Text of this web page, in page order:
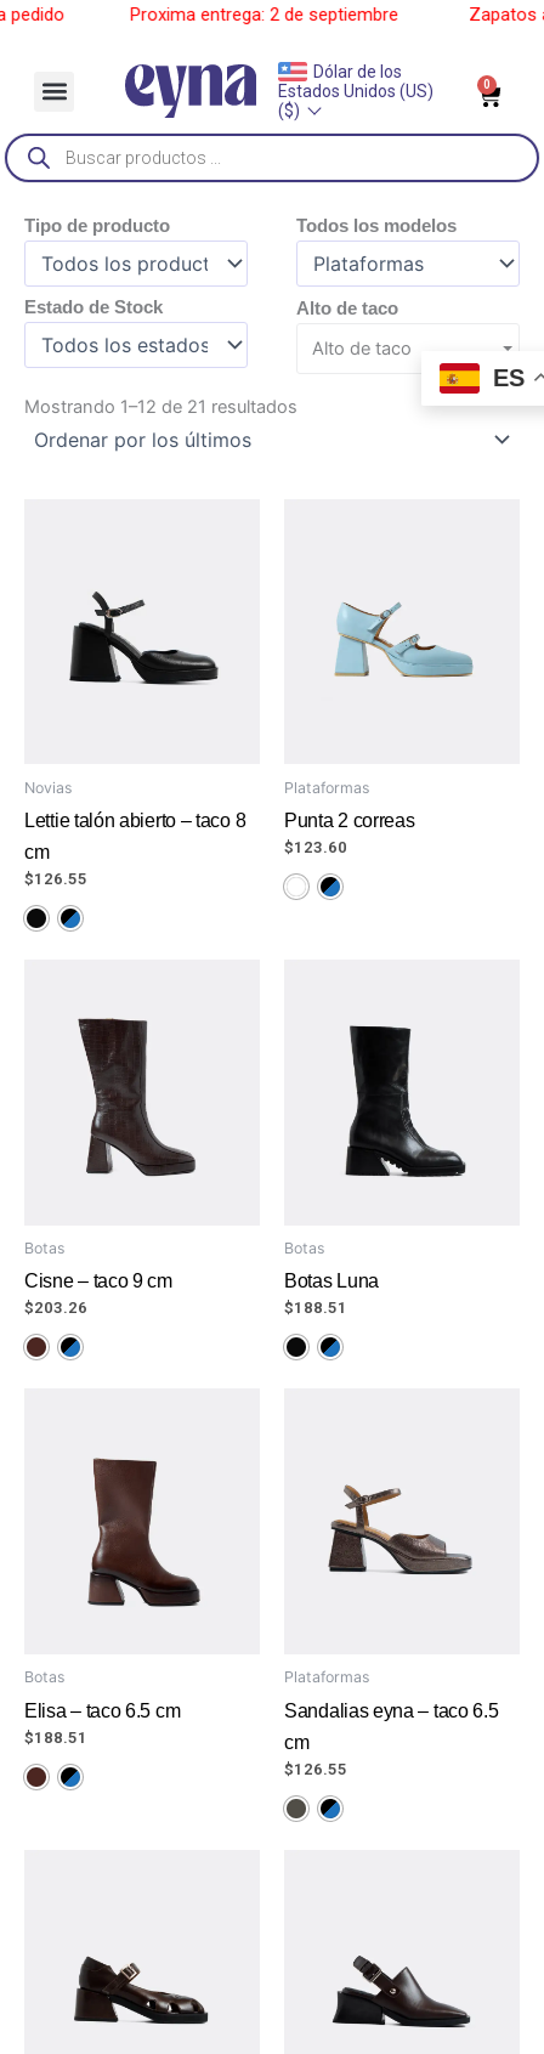
Ir
______ Proxima entrega: 2 de septiembre______ Zapatos a
Menu
Dólar de los
Estados Unidos (US)
($)
0
Búsqueda
de
productos
Tipo de producto Todos los modelos
Estado de Stock Alto de taco
Alto de taco
Mostrando 1–12 de 21 resultados
Novias
Lettie talón abierto – taco 8
cm
$126.55
Plataformas
Punta 2 correas
$123.60
Botas
Cisne – taco 9 cm
$203.26
Botas
Botas Luna
$188.51
Botas
Elisa – taco 6.5 cm
$188.51
Plataformas
Sandalias eyna – taco 6.5
cm
$126.55
ES